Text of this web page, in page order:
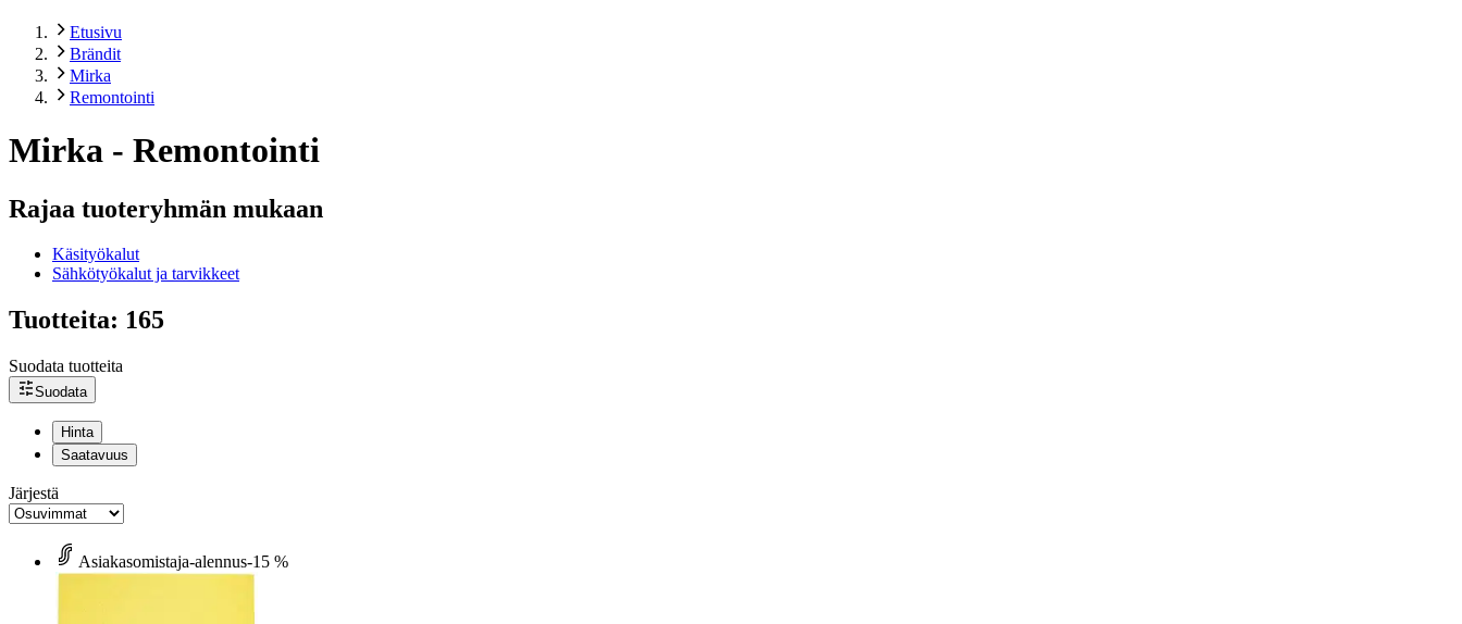
Etusivu
Brändit
Mirka
Remontointi
Mirka - Remontointi
Rajaa tuoteryhmän mukaan
Käsityökalut
Sähkötyökalut ja tarvikkeet
Tuotteita: 165
Suodata tuotteita
Suodata
Hinta
Saatavuus
Järjestä
Asiakasomistaja-alennus-15 %